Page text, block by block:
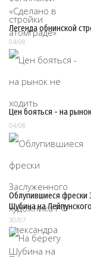
Легенда обнинской
04/08
Цен бояться - на
04/08
Облупившиеся фрески
Шубина на
30/07